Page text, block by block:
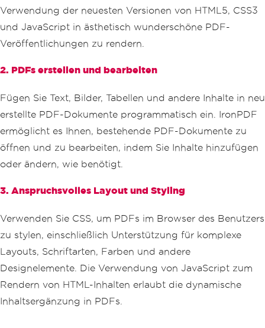
Verwendung der neuesten Versionen von HTML5, CSS3
und JavaScript in ästhetisch wunderschöne PDF-
Veröffentlichungen zu rendern.
2. PDFs erstellen und bearbeiten
Fügen Sie Text, Bilder, Tabellen und andere Inhalte in neu
erstellte PDF-Dokumente programmatisch ein. IronPDF
ermöglicht es Ihnen, bestehende PDF-Dokumente zu
öffnen und zu bearbeiten, indem Sie Inhalte hinzufügen
oder ändern, wie benötigt.
3. Anspruchsvolles Layout und Styling
Verwenden Sie CSS, um PDFs im Browser des Benutzers
zu stylen, einschließlich Unterstützung für komplexe
Layouts, Schriftarten, Farben und andere
Designelemente. Die Verwendung von JavaScript zum
Rendern von HTML-Inhalten erlaubt die dynamische
Inhaltsergänzung in PDFs.